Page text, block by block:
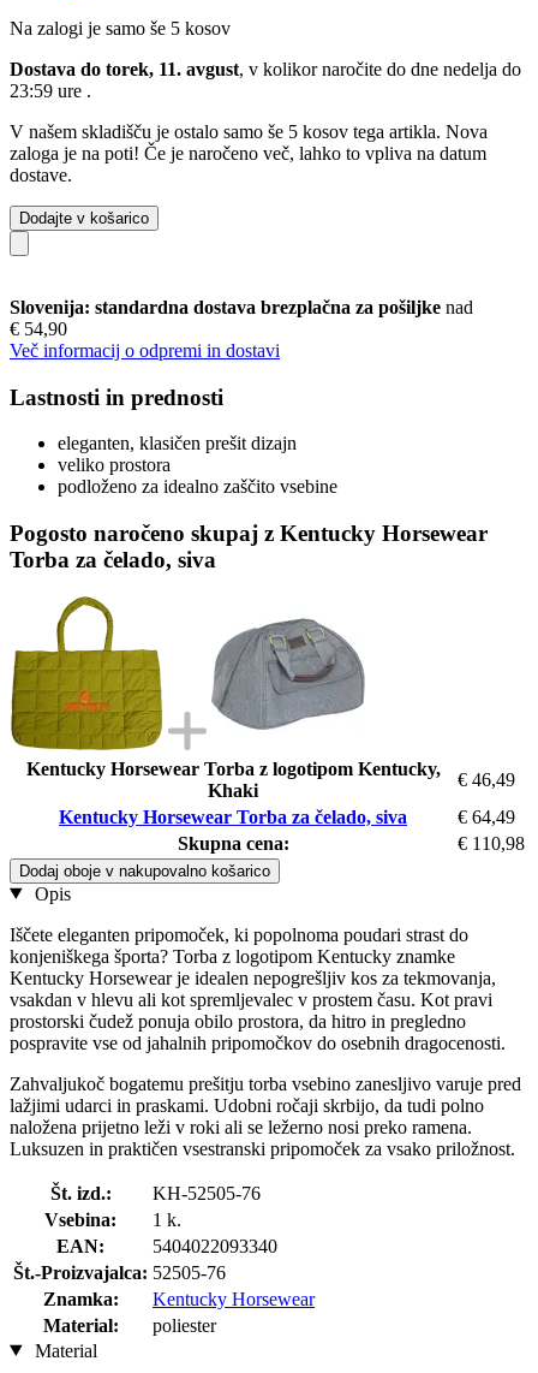
Na zalogi je samo še 5 kosov
Dostava do torek, 11. avgust, v kolikor naročite do dne nedelja do
23:59 ure .
V našem skladišču je ostalo samo še 5 kosov tega artikla. Nova
zaloga je na poti! Če je naročeno več, lahko to vpliva na datum
dostave.
Dodajte v košarico
Slovenija: standardna dostava brezplačna za pošiljke nad
€ 54,90
Več informacij o odpremi in dostavi
Lastnosti in prednosti
eleganten, klasičen prešit dizajn
veliko prostora
podloženo za idealno zaščito vsebine
Pogosto naročeno skupaj z Kentucky Horsewear
Torba za čelado, siva
Kentucky Horsewear Torba z logotipom Kentucky,
Khaki
€ 46,49
Kentucky Horsewear Torba za čelado, siva
€ 64,49
Skupna cena:
€ 110,98
Dodaj oboje v nakupovalno košarico
Opis
Iščete eleganten pripomoček, ki popolnoma poudari strast do
konjeniškega športa? Torba z logotipom Kentucky znamke
Kentucky Horsewear je idealen nepogrešljiv kos za tekmovanja,
vsakdan v hlevu ali kot spremljevalec v prostem času. Kot pravi
prostorski čudež ponuja obilo prostora, da hitro in pregledno
pospravite vse od jahalnih pripomočkov do osebnih dragocenosti.
Zahvaljukoč bogatemu prešitju torba vsebino zanesljivo varuje pred
lažjimi udarci in praskami. Udobni ročaji skrbijo, da tudi polno
naložena prijetno leži v roki ali se ležerno nosi preko ramena.
Luksuzen in praktičen vsestranski pripomoček za vsako priložnost.
Št. izd.:
KH-52505-76
Vsebina:
1 k.
EAN:
5404022093340
Št.-Proizvajalca: 52505-76
Znamka:
Kentucky Horsewear
Material:
poliester
Material